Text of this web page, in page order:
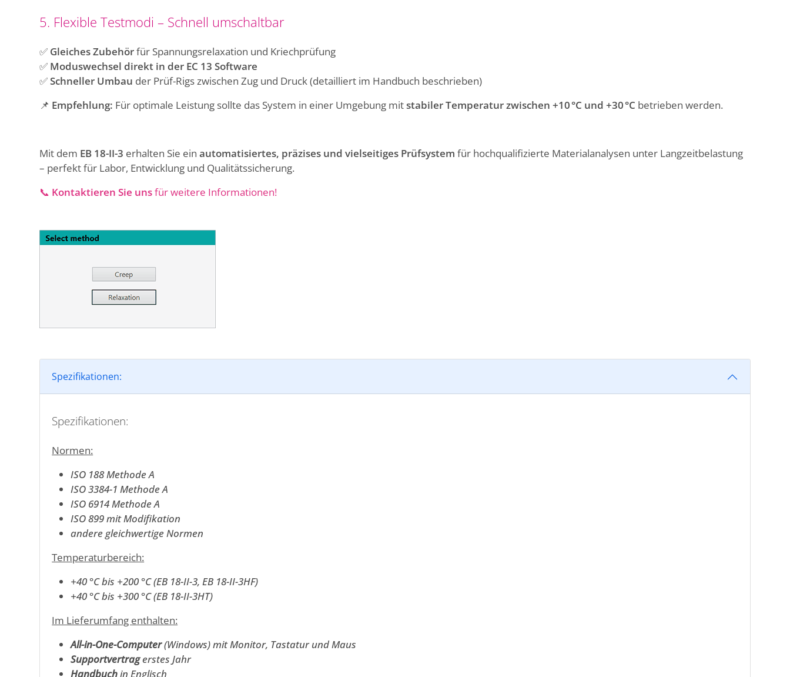
5. Flexible Testmodi – Schnell umschaltbar
✅ Gleiches Zubehörfür Spannungsrelaxation und Kriechprüfung
✅ Moduswechsel direkt in der EC 13 Software
✅Schneller Umbau der Prüf-Rigs zwischen Zug und Druck (detailliert im Handbuch beschrieben)
📌 Empfehlung: Für optimale Leistung sollte das System in einer Umgebung mitstabiler Temperatur zwischen +10 °C und +30 °C betrieben werden.
Mit dem EB 18-II-3 erhalten Sie einautomatisiertes, präzises und vielseitiges Prüfsystem für hochqualifizierte Materialanalysen unter Langzeitbelastung
– perfekt für Labor, Entwicklung und Qualitätssicherung.
📞 Kontaktieren Sie unsfür weitere Informationen!
Spezifikationen:
Spezifikationen:
Normen:
ISO 188 Methode A
ISO 3384-1 Methode A
ISO 6914 Methode A
ISO 899 mit Modifikation
andere gleichwertige Normen
Temperaturbereich:
+40 °C bis +200 °C (EB 18-II-3, EB 18-II-3HF)
+40 °C bis +300 °C (EB 18-II-3HT)
Im Lieferumfang enthalten:
All-in-One-Computer(Windows) mit Monitor, Tastatur und Maus
Supportvertragerstes Jahr
Handbuchin Englisch